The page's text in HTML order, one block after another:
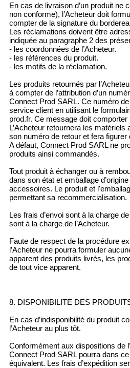
En cas de livraison d’un produit ne
non conforme), l’Acheteur doit
compter de la signature du
Les réclamations doivent être
indiquée au paragraphe 2 des
- les coordonnées de l’Acheteur.
- les références du produit.
- les motifs de la réclamation.
Les produits retournés par
à compter de l’attribution d’un
Connect Prod SARL. Ce numéro
service client en utilisant le
prod.fr. Ce message doit
L’Acheteur retournera les
son numéro de retour et fera
A défaut, Connect Prod SARL ne
produits ainsi commandés.
Tout produit à échanger ou à
dans son état et emballage
accessoires. Le produit et
permettant sa recommercialisation.
Les frais d’envoi sont à la charge
sont à la charge de l’Acheteur.
Faute de respect de la procédure
l’Acheteur ne pourra formuler
apparent des produits livrés, les
de tout vice apparent.
8. DISPONIBILITE DES
En cas d’indisponibilité du produit
l’Acheteur au plus tôt.
Conformément aux dispositions de
Connect Prod SARL pourra dans
équivalent. Les frais d’expédition